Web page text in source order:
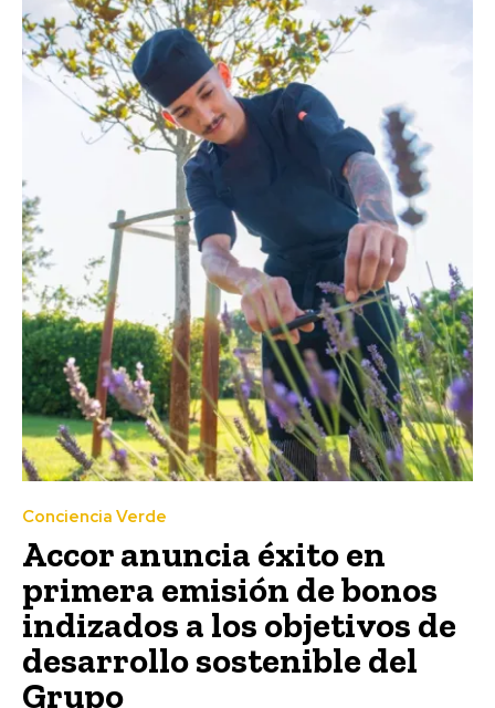
Conciencia Verde
Accor anuncia éxito en
primera emisión de bonos
indizados a los objetivos de
desarrollo sostenible del
Grupo